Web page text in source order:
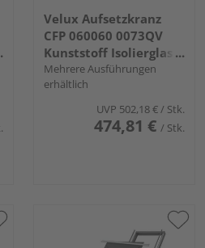
Velux Aufsetzkranz
CFP 060060 0073QV
Kunststoff Isolierglas
60x60
Mehrere Ausführungen
erhältlich
UVP 502,18 €/ Stk.
474,81 € / Stk.